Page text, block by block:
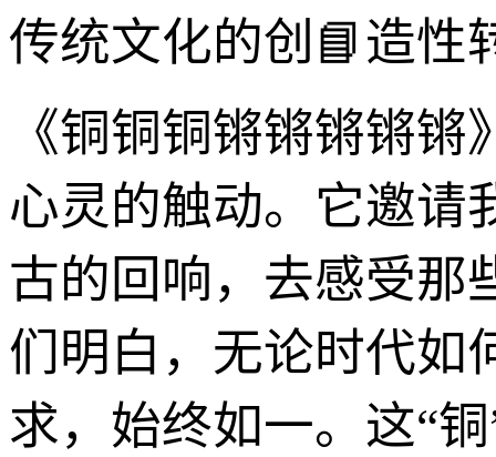
传统文化的创📘造性
《铜铜铜锵锵锵锵
心灵的触动。它邀请
古的回响，去感受那
们明白，无论时代如
求，始终如一。这“